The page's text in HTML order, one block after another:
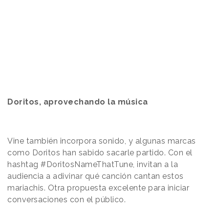
Doritos, aprovechando la música
Vine también incorpora sonido, y algunas marcas
como Doritos han sabido sacarle partido. Con el
hashtag #DoritosNameThatTune, invitan a la
audiencia a adivinar qué canción cantan estos
mariachis. Otra propuesta excelente para iniciar
conversaciones con el público.